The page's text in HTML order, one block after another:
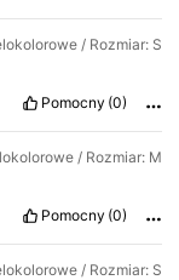
/ Rozmiar: S
Pomocny (0)
/ Rozmiar: M
Pomocny (0)
/ Rozmiar: S